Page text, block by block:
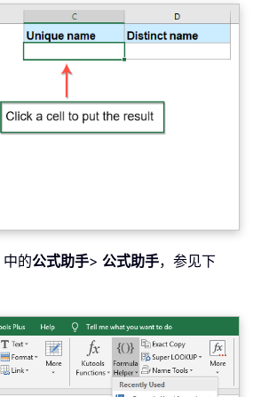
中的公式助手> 公式助手，参见下